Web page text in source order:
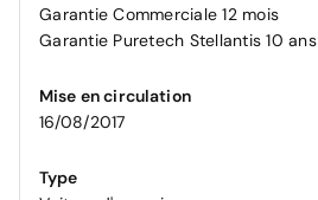
Garantie Commerciale 12 mois
Garantie Puretech Stellantis 10 ans
Mise en circulation
16/08/2017
Type